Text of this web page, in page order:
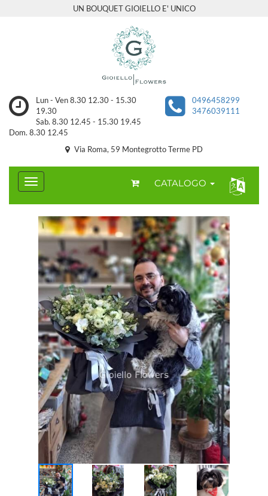
UN BOUQUET GIOIELLO E' UNICO
Lun - Ven 8.30 12.30 - 15.30
19.30
Sab. 8.30 12.45 - 15.30 19.45
Dom. 8.30 12.45
0496458299
3476039111
Via Roma, 59 Montegrotto Terme PD
CATALOGO